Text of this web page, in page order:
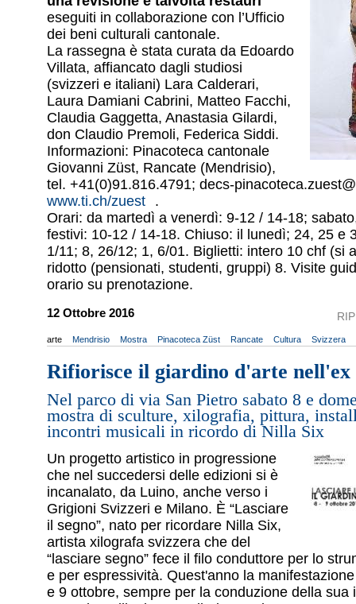
eseguiti in collaborazione con l’Ufficio
dei beni culturali cantonale.
La rassegna è stata curata da Edoardo
Villata, affiancato dagli studiosi
(svizzeri e italiani) Lara Calderari,
Laura Damiani Cabrini, Matteo Facchi,
Claudia Gaggetta, Anastasia Gilardi,
don Claudio Premoli, Federica Siddi.
Informazioni: Pinacoteca cantonale
Giovanni Züst, Rancate (Mendrisio),
tel. +41(0)91.816.4791; decs-
www.ti.ch/zuest
.
Orari: da martedì a venerdì: 9-12 / 14-18;
festivi: 10-12 / 14-18. Chiuso: il lunedì; 24, 25 e
1/11; 8, 26/12; 1, 6/01. Biglietti: intero 10 chf (si
ridotto (pensionati, studenti, gruppi) 8. Visite
orario su prenotazione.
12 Ottobre 2016
arte Mendrisio Mostra Pinacoteca Züst Rancate Cultura Svizzera
Rifiorisce il giardino d'arte nell'ex
Nel parco di via San Pietro sabato 8 e
mostra di sculture, xilografia, pittura,
incontri musicali in ricordo di Nilla Six
Un progetto artistico in progressione
che nel succedersi delle edizioni si è
incanalato, da Luino, anche verso i
Grigioni Svizzeri e Milano. È “Lasciare
il segno”, nato per ricordare Nilla Six,
artista xilografa svizzera che del
“lasciare segno” fece il filo conduttore per lo
e per espressività. Quest'anno la
e 9 ottobre, sempre per la conduzione della sua